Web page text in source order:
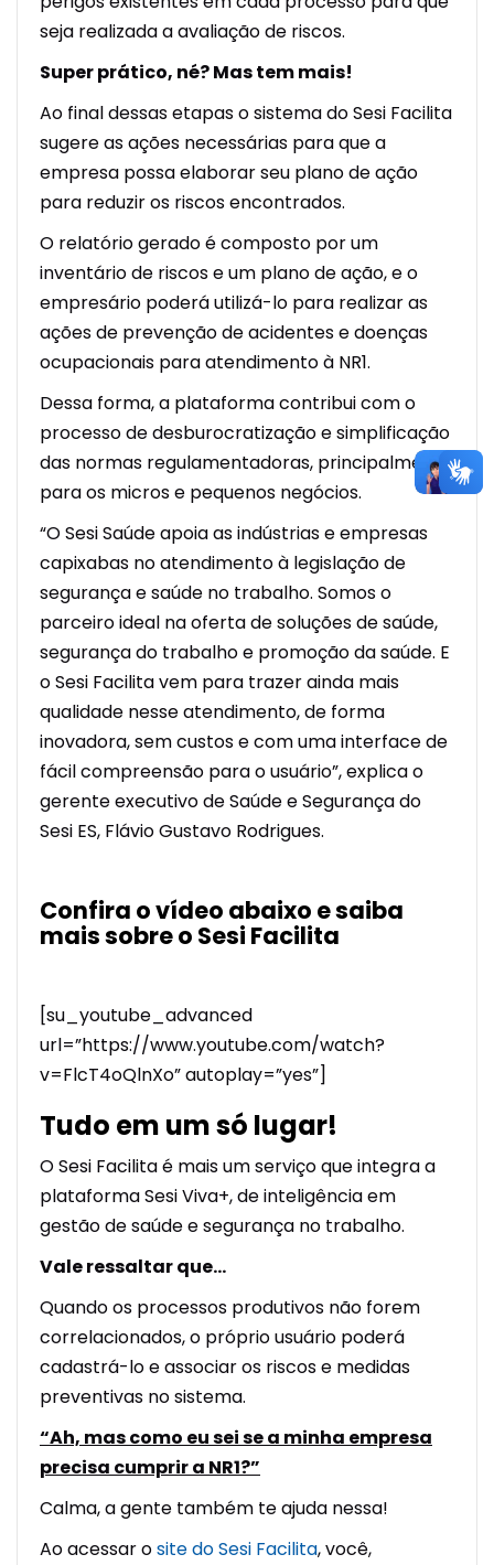
seja realizada a avaliação de riscos.
Super prático, né? Mas tem mais!
Ao final dessas etapas o sistema do Sesi Facilita
sugere as ações necessárias para que a
empresa possa elaborar seu plano de ação
para reduzir os riscos encontrados.
O relatório gerado é composto por um
inventário de riscos e um plano de ação, e o
empresário poderá utilizá-lo para realizar as
ações de prevenção de acidentes e doenças
ocupacionais para atendimento à NR1.
Dessa forma, a plataforma contribui com o
processo de desburocratização e simplificação
das normas regulamentadoras, principalmente
para os micros e pequenos negócios.
“O Sesi Saúde apoia as indústrias e empresas
capixabas no atendimento à legislação de
segurança e saúde no trabalho. Somos o
parceiro ideal na oferta de soluções de saúde,
segurança do trabalho e promoção da saúde. E
o Sesi Facilita vem para trazer ainda mais
qualidade nesse atendimento, de forma
inovadora, sem custos e com uma interface de
fácil compreensão para o usuário”, explica o
gerente executivo de Saúde e Segurança do
Sesi ES, Flávio Gustavo Rodrigues.
Confira o vídeo abaixo e saiba
mais sobre o Sesi Facilita
[su_youtube_advanced
url=”https://www.youtube.com/watch?
v=FlcT4oQlnXo” autoplay=”yes”]
Tudo em um só lugar!
O Sesi Facilita é mais um serviço que integra a
plataforma Sesi Viva+, de inteligência em
gestão de saúde e segurança no trabalho.
Vale ressaltar que…
Quando os processos produtivos não forem
correlacionados, o próprio usuário poderá
cadastrá-lo e associar os riscos e medidas
preventivas no sistema.
“Ah, mas como eu sei se a minha empresa
precisa cumprir a NR1?”
Calma, a gente também te ajuda nessa!
Ao acessar osite do Sesi Facilita, você,